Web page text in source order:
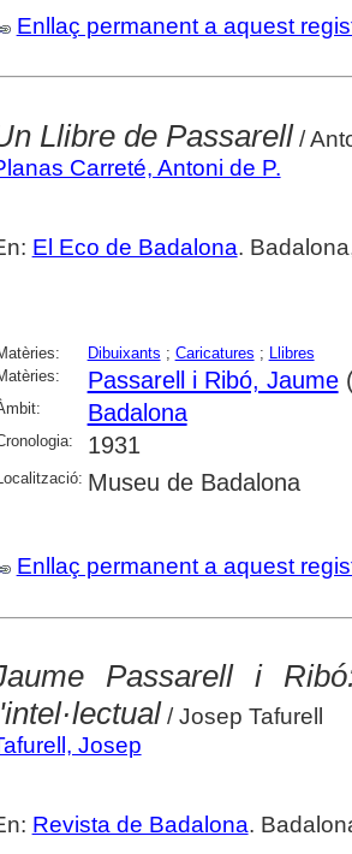
Enllaç permanent a aquest
Llibre de Passarell/
Carreté, Antoni de P.
El Eco de Badalona.
Dibuixants ; Caricatures ; Llibres
Passarell i Ribó, Jaume
Badalona
1931
Museu de Badalona
Enllaç permanent a aquest
Passarell i
/ Josep Tafurell
Josep
Revista de Badalona.